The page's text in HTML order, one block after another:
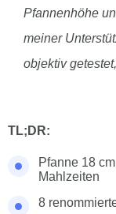
Pfannenhöhe
meiner
objektiv
TL;DR:
Pfanne 18
Mahlzeiten
8